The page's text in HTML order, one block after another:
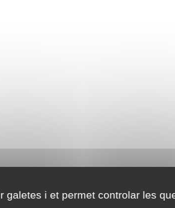
galetes i et permet controlar les